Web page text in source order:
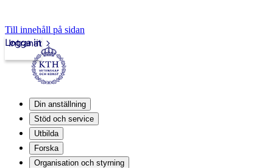
Till innehåll på sidan
Intranät
Logga in
Din anställning
Stöd och service
Utbilda
Forska
Organisation och styrning